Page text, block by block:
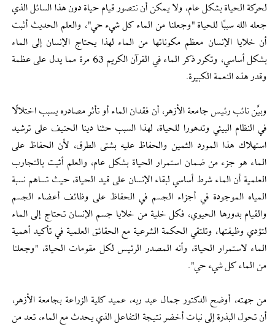
لحركة الحياة بشكل عام، ولا يمكن أن نتصور قيام حياة دون هذا السائل الذي
جعله الله سببًا للحياة "وجعلنا من الماء كل شيء حي"، والعلم الحديث أثبت
أن خلايا الإنسان معظم مكوناتها من الماء لهذا يحتاج الإنسان إلى الماء
بشكل أساسي، وتكرر ذكر الماء في القرآن الكريم 63 مرة مما يدل على عظمة
وقدر هذه النعمة الكبيرة.
وبيَّن نائب رئيس جامعة الأزهر، أن فقدان الماء أو تأثر مصادره يسبب اختلالًا
في النظام البيئي وتدهورا للحياة، لهذا السبب حثنا دينا الحنيف على ترشيد
استهلاك هذا المورد الثمين والحفاظ عليه بشتى الطرق، لأن الحفاظ على
الماء هو جزء من ضمان استمرار الحياة بشكل عام، والعلم أثبت بالتجارب
العلمية أن الماء شرط أساسي لبقاء الإنسان على قيد الحياة، حيث تساهم نسبة
المياه الموجودة في أجزاء الجسم في الحفاظ على وظائف أعضاء الجسم
والقيام بدورها الحيوي، فكل خلية من خلايا جسم الإنسان تحتاج إلى الماء
لتؤدي وظيفتها، وتلتقي الحكمة الشرعية مع الحقائق العلمية في تأكيد أهمية
الماء لاستمرار الحياة، وأنه المصدر الرئيس لكل مقومات الحياة، "وجعلنا
من الماء كل شيء حي".
من جهته، أوضح الدكتور جمال عبد ربه، عميد كلية الزراعة بجامعة الأزهر،
أن تحول البذرة إلى نبات أخضر نتيجة التفاعل الذي يحدث مع الماء، تعد من